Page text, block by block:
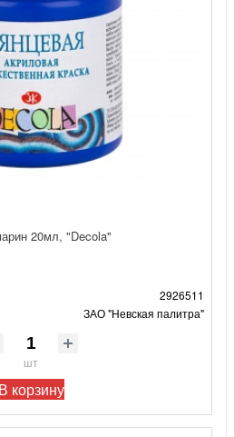
20мл, "Decola"
2926511
ЗАО "Невская палитра"
шт
В корзину